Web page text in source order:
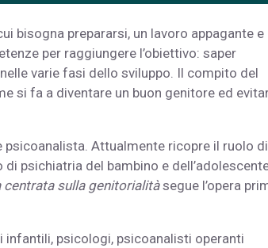
bisogna prepararsi, un lavoro appagante e
per raggiungere l’obiettivo: saper
varie fasi dello sviluppo. Il compito del
si fa a diventare un buon genitore ed
psicoanalista. Attualmente ricopre il ruolo di
psichiatria del bambino e
sulla genitorialitàsegue l’opera
infantili, psicologi, psicoanalisti operanti